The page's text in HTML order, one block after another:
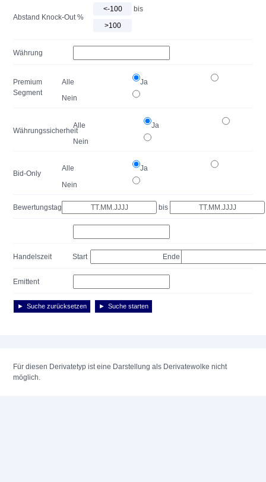
Abstand Knock-Out %
bis
Währung
Premium
Segment
Alle
Ja
Nein
Währungssicherheit
Alle
Ja
Nein
Bid-Only
Alle
Ja
Nein
Bewertungstag bis
Handelszeit Start Ende
Emittent
Suche zurücksetzen Suche starten
Für diesen Derivatetyp ist eine Darstellung als Derivatewolke nicht
möglich.